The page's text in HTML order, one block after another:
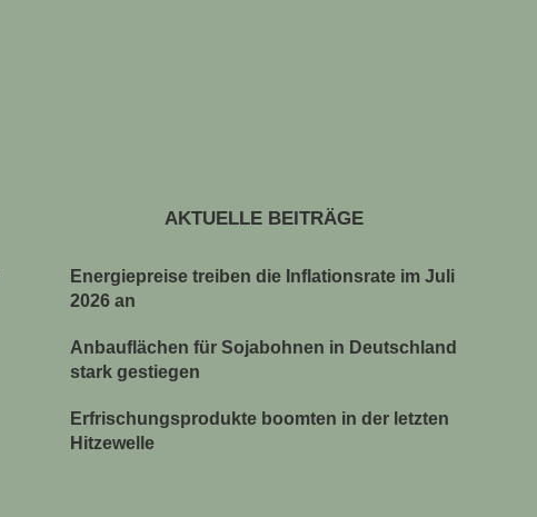
AKTUELLE BEITRÄGE
Energiepreise treiben die Inflationsrate im Juli
2026 an
Anbauflächen für Sojabohnen in Deutschland
stark gestiegen
Erfrischungsprodukte boomten in der letzten
Hitzewelle